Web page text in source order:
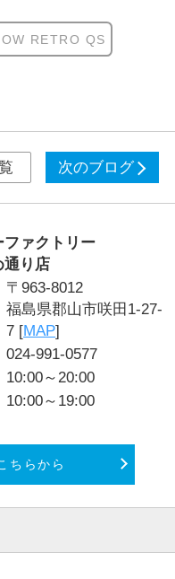
RETRO QS
次のブログ
ファクトリー
通り店
〒963-8012
福島県郡山市咲田1-27-
7 [MAP]
024-991-0577
10:00～20:00
10:00～19:00
ちらから